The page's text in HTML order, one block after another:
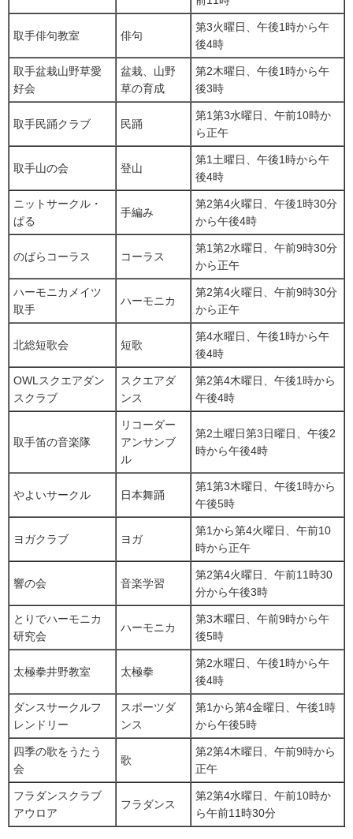
取手俳句教室 俳句
第3火曜日、午後1時から午
後4時
取手盆栽山野草愛
好会
盆栽、山野
草の育成
第2木曜日、午後1時から午
後3時
取手民踊クラブ 民踊
第1第3水曜日、午前10時か
ら正午
取手山の会 登山
第1土曜日、午後1時から午
後4時
ニットサークル・
ぱる
手編み
第2第4火曜日、午後1時30分
から午後4時
のばらコーラス コーラス
第1第2水曜日、午前9時30分
から正午
ハーモニカメイツ
取手
ハーモニカ
第2第4火曜日、午前9時30分
から正午
北総短歌会 短歌
第4水曜日、午後1時から午
後4時
OWLスクエアダン
スクラブ
スクエアダ
ンス
第2第4木曜日、午後1時から
午後4時
取手笛の音楽隊
リコーダー
アンサンブ
ル
第2土曜日第3日曜日、午後2
時から午後4時
やよいサークル 日本舞踊
第1第3木曜日、午後1時から
午後5時
ヨガクラブ ヨガ
第1から第4火曜日、午前10
時から正午
響の会 音楽学習
第2第4火曜日、午前11時30
分から午後3時
とりでハーモニカ
研究会
ハーモニカ
第3木曜日、午前9時から午
後5時
太極拳井野教室 太極拳
第2水曜日、午後1時から午
後4時
ダンスサークルフ
レンドリー
スポーツダ
ンス
第1から第4金曜日、午後1時
から午後5時
四季の歌をうたう
会
歌
第2第4木曜日、午前9時から
正午
フラダンスクラブ
アウロア
フラダンス
第2第4水曜日、午前10時か
ら午前11時30分